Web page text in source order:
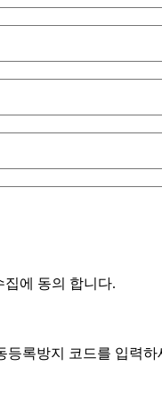
에 동의 합니다.
등록방지 코드를 입력하